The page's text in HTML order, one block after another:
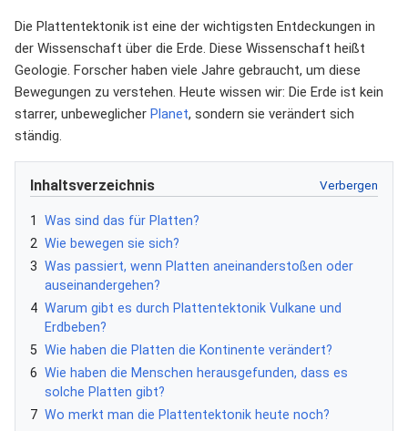
Die Plattentektonik ist eine der wichtigsten Entdeckungen in
der Wissenschaft über die Erde. Diese Wissenschaft heißt
Geologie. Forscher haben viele Jahre gebraucht, um diese
Bewegungen zu verstehen. Heute wissen wir: Die Erde ist kein
starrer, unbeweglicher Planet, sondern sie verändert sich
ständig.
Inhaltsverzeichnis
1
Was sind das für Platten?
2 Wie bewegen sie sich?
3 Was passiert, wenn Platten aneinanderstoßen oder
auseinandergehen?
4 Warum gibt es durch Plattentektonik Vulkane und
Erdbeben?
5 Wie haben die Platten die Kontinente verändert?
6 Wie haben die Menschen herausgefunden, dass es
solche Platten gibt?
7 Wo merkt man die Plattentektonik heute noch?